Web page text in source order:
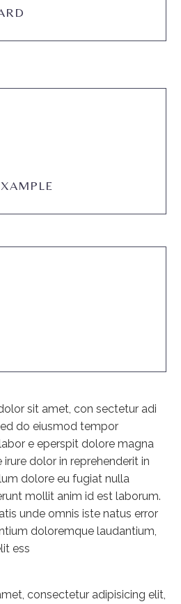
sit amet, con sectetur adi
do eiusmod tempor
e eperspit dolore magna
dolor in reprehenderit in
dolore eu fugiat nulla
mollit anim id est laborum.
unde omnis iste natus error
doloremque laudantium,
ess
consectetur adipisicing elit,